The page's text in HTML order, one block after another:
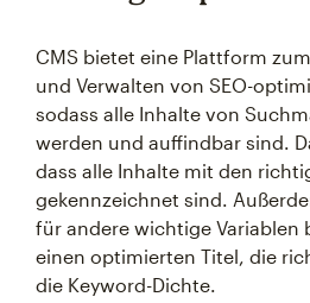
CMS bietet eine Plattform
und Verwalten von SEO-
sodass alle Inhalte von
werden und auffindbar sind.
dass alle Inhalte mit den
gekennzeichnet sind.
für andere wichtige Variablen
einen optimierten Titel, die
die Keyword-Dichte.